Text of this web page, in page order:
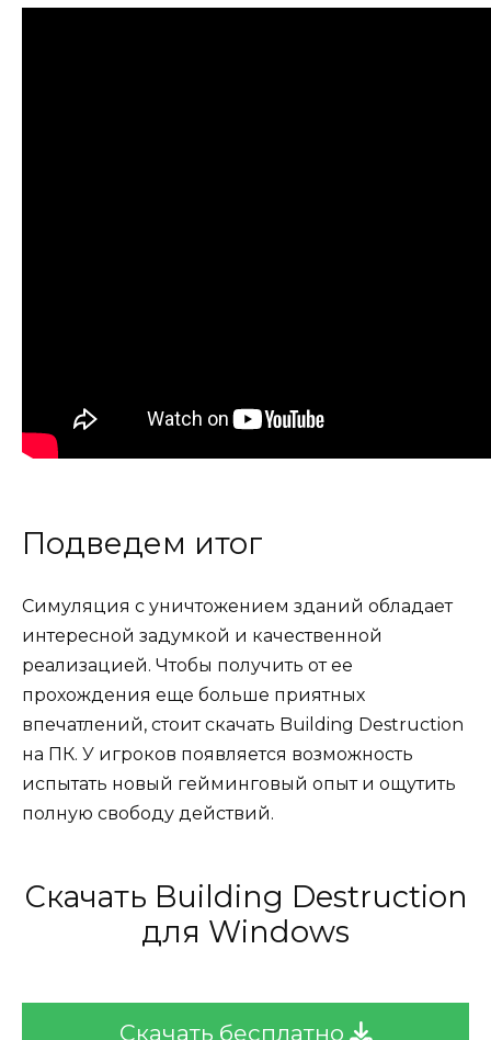
Подведем итог
Симуляция с уничтожением зданий обладает
интересной задумкой и качественной
реализацией. Чтобы получить от ее
прохождения еще больше приятных
впечатлений, стоит скачать Building Destruction
на ПК. У игроков появляется возможность
испытать новый гейминговый опыт и ощутить
полную свободу действий.
Скачать Building Destruction
для Windows
Скачать бесплатно